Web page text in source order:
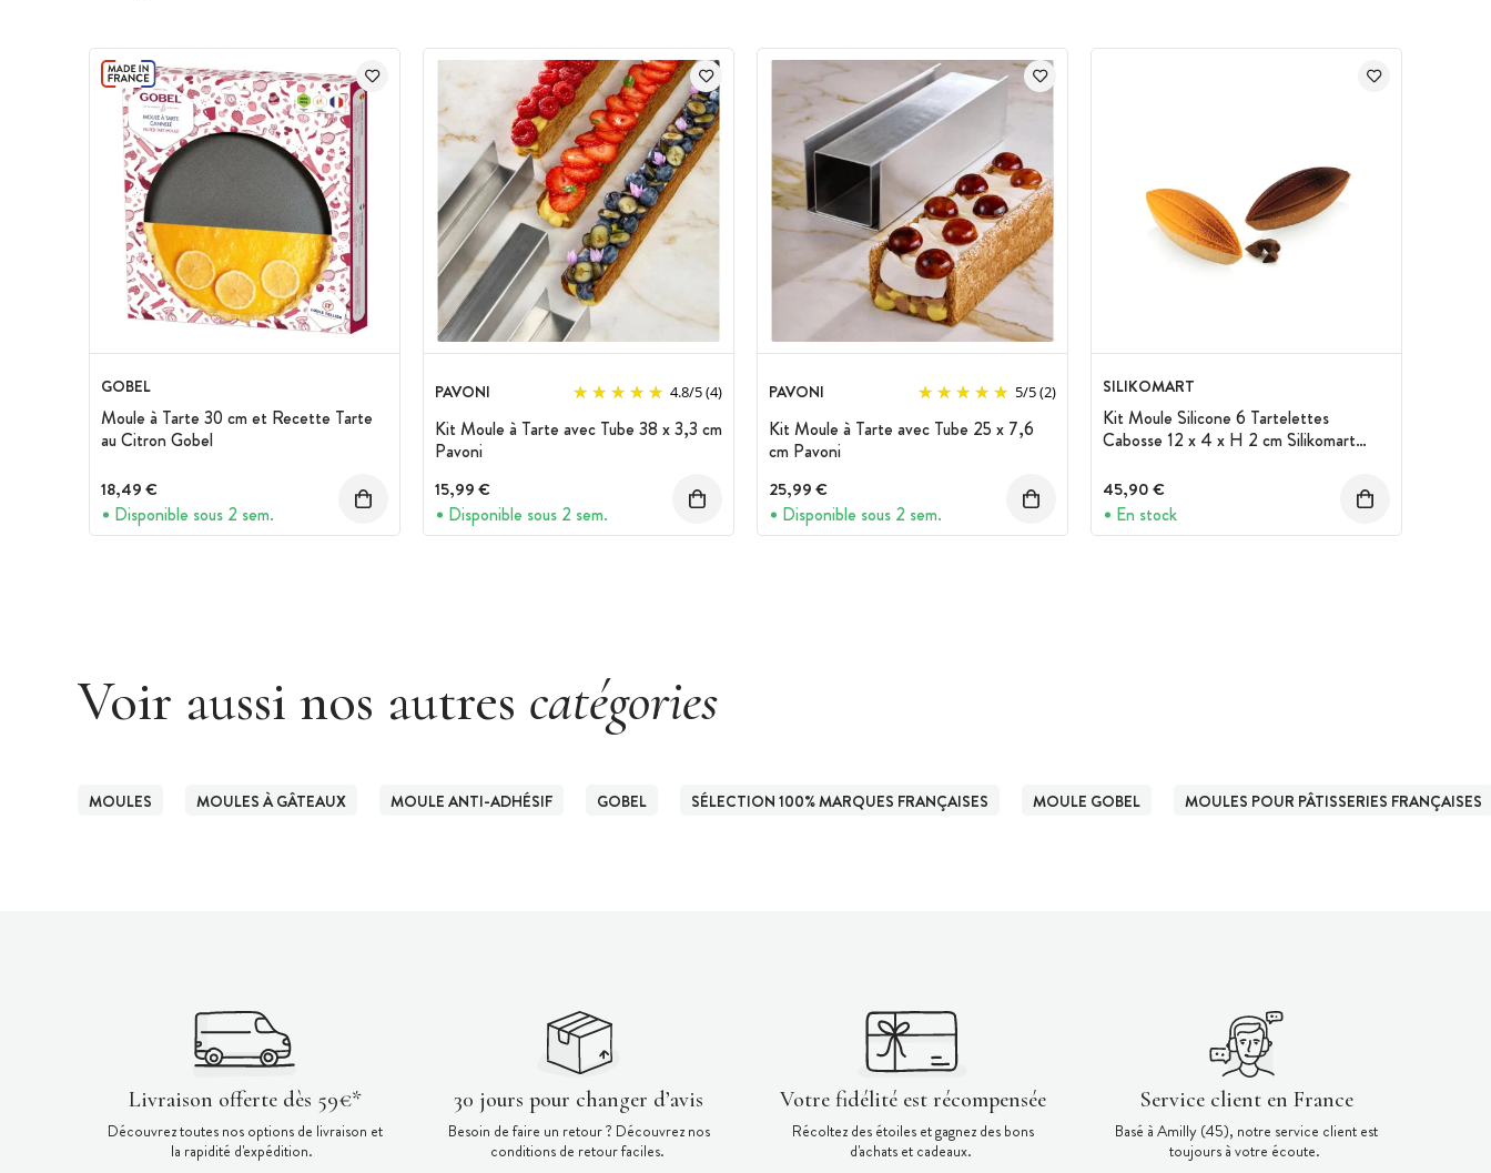
GOBEL
Moule à Tarte 30 cm et Recette Tarte
au Citron Gobel
18,49 €
Disponible sous 2 sem.
PAVONI 4.8/5(4)
Kit Moule à Tarte avec Tube 38 x 3,3 cm
Pavoni
15,99 €
Disponible sous 2 sem.
PAVONI 5/5(2)
Kit Moule à Tarte avec Tube 25 x 7,6
cm Pavoni
25,99 €
Disponible sous 2 sem.
SILIKOMART
Kit Moule Silicone 6 Tartelettes
Cabosse 12 x 4 x H 2 cm Silikomart
45,90 €
En stock
Voir aussi nos autres catégories
MOULES MOULES À GÂTEAUX MOULE ANTI-ADHÉSIF GOBEL SÉLECTION 100% MARQUES FRANÇAISES MOULE GOBEL MOULES POUR PÂTISSERIES FRANÇAISES
Livraison offerte dès 59€*
Découvrez toutes nos options de livraison et
la rapidité d'expédition.
30 jours pour changer d’avis
Besoin de faire un retour ? Découvrez nos
conditions de retour faciles.
Votre fidélité est récompensée
Récoltez des étoiles et gagnez des bons
d'achats et cadeaux.
Service client en France
Basé à Amilly (45), notre service client est
toujours à votre écoute.